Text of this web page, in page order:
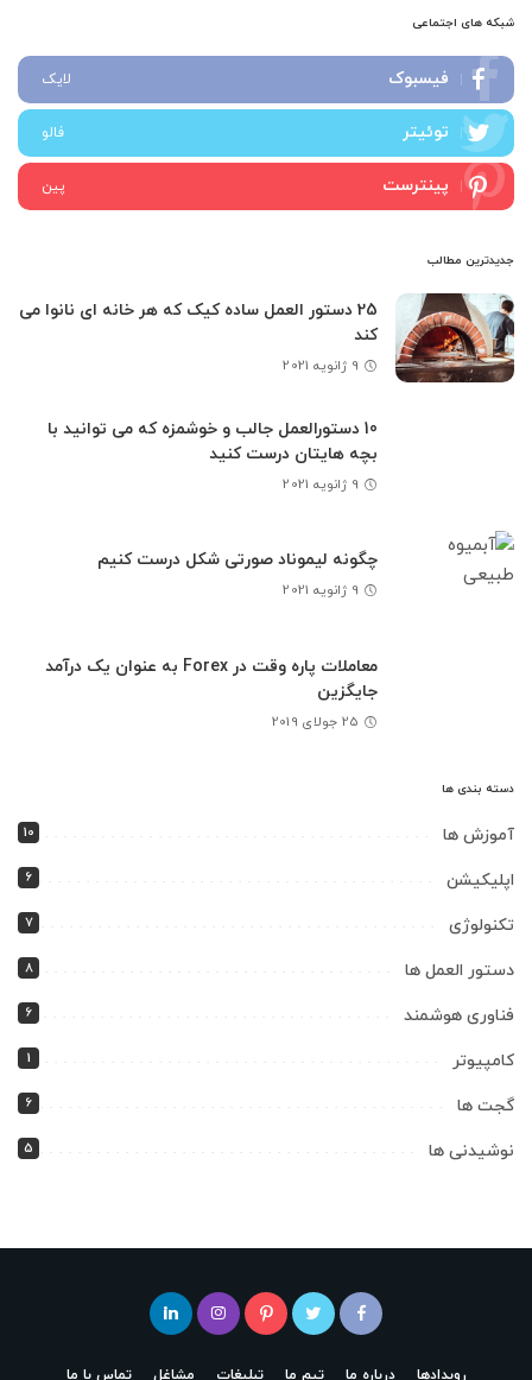
شبکه های اجتماعی
فیسبوک لایک
توئیتر فالو
پینترست پین
جدیدترین مطالب
25 دستور العمل ساده کیک که هر خانه ای نانوا می
کند
9 ژانویه 2021
10 دستورالعمل جالب و خوشمزه که می توانید با
بچه هایتان درست کنید
9 ژانویه 2021
چگونه لیموناد صورتی شکل درست کنیم
9 ژانویه 2021
معاملات پاره وقت در Forex به عنوان یک درآمد
جایگزین
25 جولای 2019
دسته بندی ها
آموزش ها 10
اپلیکیشن 6
تکنولوژی 7
دستور العمل ها 8
فناوری هوشمند 6
کامپیوتر 1
گجت ها 6
نوشیدنی ها 5
رویدادها درباره ما تیم ما تبلیغات مشاغل تماس با ما